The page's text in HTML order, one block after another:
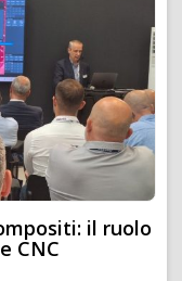
il ruolo
CNC